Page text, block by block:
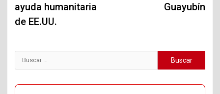
ayuda humanitaria
de EE.UU.
Guayubín
Buscar: